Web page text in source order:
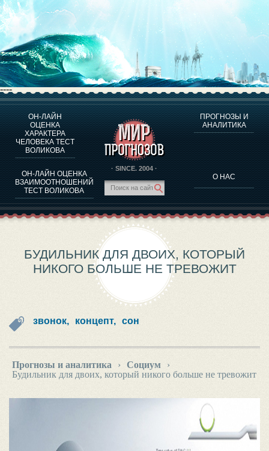
----
ОН-ЛАЙН
ОЦЕНКА
ХАРАКТЕРА
ЧЕЛОВЕКА ТЕСТ
ВОЛИКОВА
ОН-ЛАЙН ОЦЕНКА
ВЗАИМООТНОШЕНИЙ
ТЕСТ ВОЛИКОВА
· SINCE. 2004 ·
ПРОГНОЗЫ И
АНАЛИТИКА
О НАС
О ПРОГРАММЕ
ОЦЕНКА ХАРАКТЕРA ЧЕЛОВЕКА
ОЦЕНКА ХАРАКТЕРА ВЫДАЮЩИХСЯ ЛИЧНОСТЕЙ
О ПРОГРАММЕ
ТЕСТ НА СОВМЕСТИМОСТЬ ВОЛИКОВА
ПРОГНОЗЫ И АНАЛИТИКА
БУДИЛЬНИК ДЛЯ ДВОИХ, КОТОРЫЙ
НИКОГО БОЛЬШЕ НЕ ТРЕВОЖИТ
звонок, концепт, сон
Прогнозы и аналитика › Социум
›
Будильник для двоих, который никого больше не тревожит